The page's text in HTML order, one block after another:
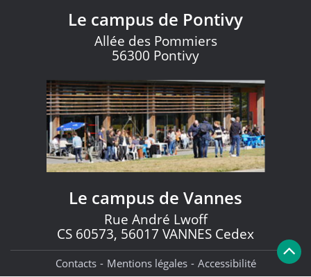
Le campus de Pontivy
Allée des Pommiers
56300 Pontivy
Le campus de Vannes
Rue André Lwoff
CS 60573, 56017 VANNES Cedex
Contacts Mentions légales Accessibilité